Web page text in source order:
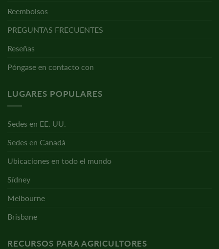
Reembolsos
PREGUNTAS FRECUENTES
Reseñas
Póngase en contacto con
LUGARES POPULARES
Sedes en EE. UU.
Sedes en Canadá
Ubicaciones en todo el mundo
Sídney
Melbourne
Brisbane
RECURSOS PARA AGRICULTORES